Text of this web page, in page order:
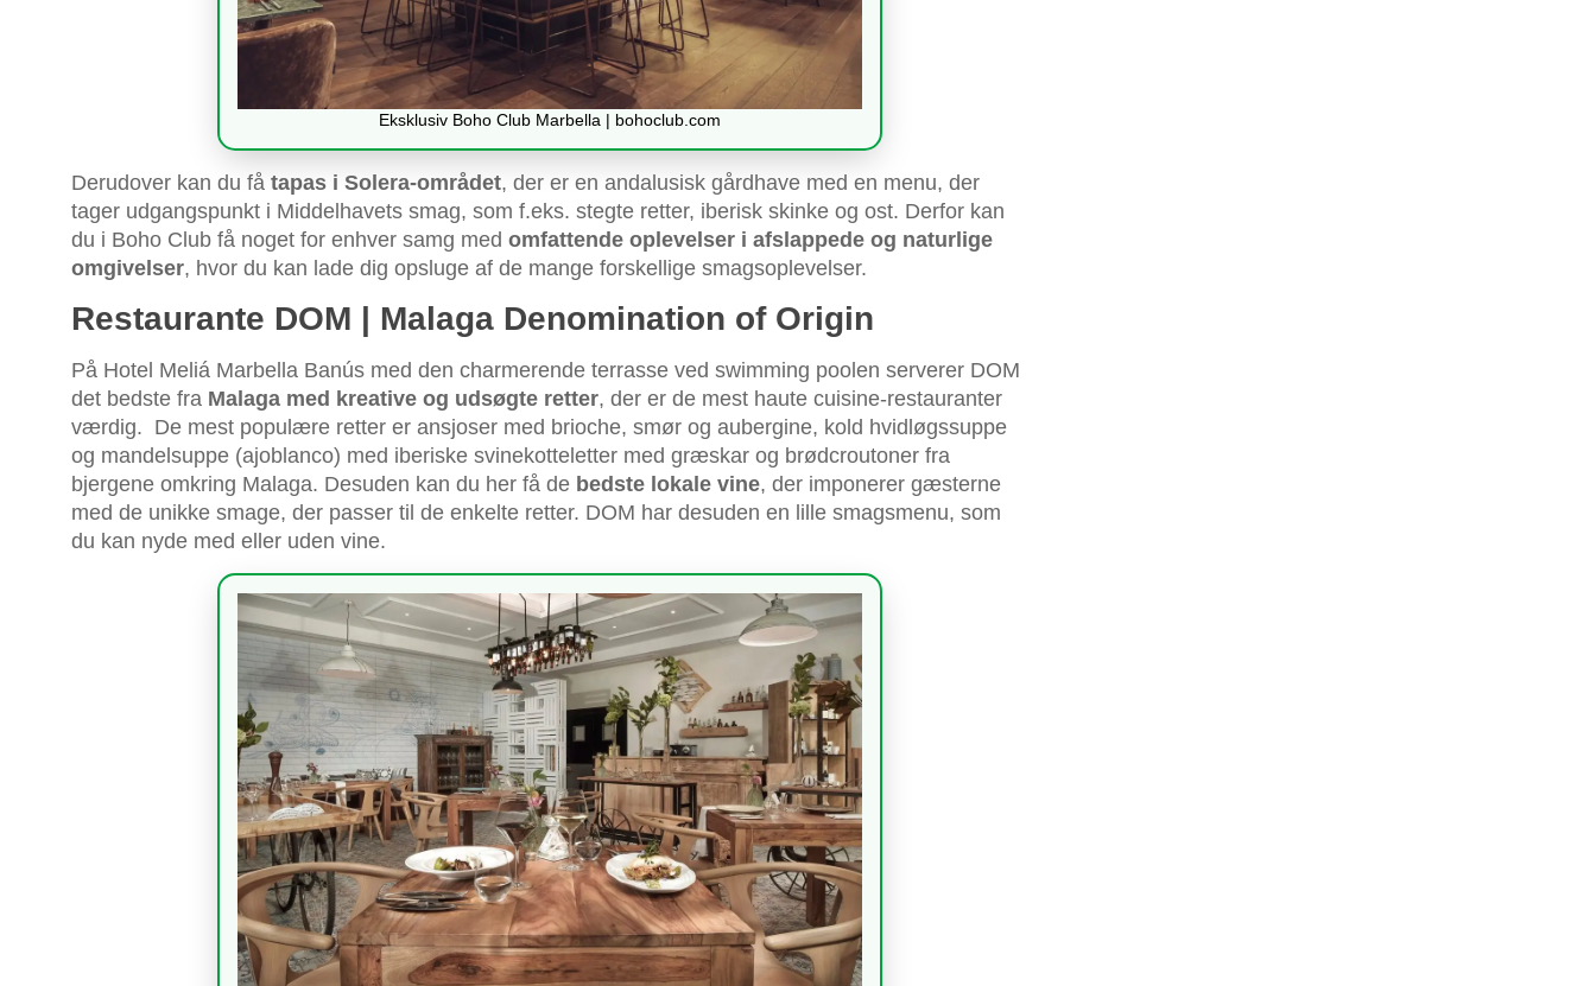
Eksklusiv Boho Club Marbella | bohoclub.com
Derudover kan du få tapas i Solera-området, der er en andalusisk gårdhave med en menu, der
tager udgangspunkt i Middelhavets smag, som f.eks. stegte retter, iberisk skinke og ost. Derfor kan
du i Boho Club få noget for enhver samg med omfattende oplevelser i afslappede og naturlige
omgivelser, hvor du kan lade dig opsluge af de mange forskellige smagsoplevelser.
Restaurante DOM | Malaga Denomination of Origin
På Hotel Meliá Marbella Banús med den charmerende terrasse ved swimming poolen serverer DOM
det bedste fra Malaga med kreative og udsøgte retter, der er de mest haute cuisine-restauranter
værdig. De mest populære retter er ansjoser med brioche, smør og aubergine, kold hvidløgssuppe
og mandelsuppe (ajoblanco) med iberiske svinekotteletter med græskar og brødcroutoner fra
bjergene omkring Malaga. Desuden kan du her få de bedste lokale vine, der imponerer gæsterne
med de unikke smage, der passer til de enkelte retter. DOM har desuden en lille smagsmenu, som
du kan nyde med eller uden vine.